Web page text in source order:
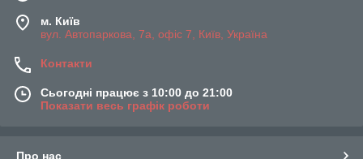
м. Київ
вул. Автопаркова, 7а, офіс 7, Київ, Україна
Контакти
Сьогодні працює з 10:00 до 21:00
Показати весь графік роботи
Про нас